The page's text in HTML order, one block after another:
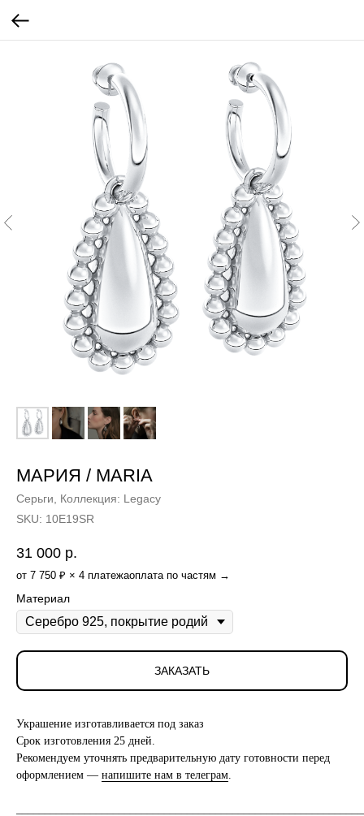
МАРИЯ / MARIA
Серьги, Коллекция: Legacy
SKU: 10E19SR
31 000 р.
от 7 750 ₽ × 4 платежаоплата по частям →
Материал
ЗАКАЗАТЬ
Украшение изготавливается под заказ
Срок изготовления 25 дней.
Рекомендуем уточнять предварительную дату готовности перед
оформлением — напишите нам в телеграм.